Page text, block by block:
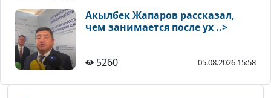
Акылбек Жапаров рассказал,
чем занимается после ух ..>
5260 05.08.2026 15:58